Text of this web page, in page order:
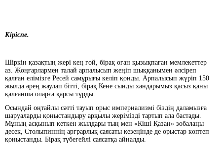
Кіріспе.
Шіркін қазақтың жері кең ғой, бірақ оған қызықпаған мемлекеттер
аз. Жоңғарлармен талай арпалысып жеңіп шыққанымен әлсіреп
қалған елімізге Ресей самұрығы келіп қонды. Арпалысып жүріп 150
жылда әрең жаулап бітті, бірақ Кене сынды хандарымыз қасыз қаны
қалғанша оларға қарсы тұрды.
Осындай оңтайлы сәтті тауып орыс империализмі біздің даламызға
шаруаларды қоныстандыру арқылы жерімізді тартып ала бастады.
Мұның асқынып кеткен жылдары тың мен «Кіші Қазан» зобалаңы
десек, Столыпиннің арграрлық саясаты кезеңінде де орыстар көптеп
қоныстанды. Бірақ түбегейлі саясатқа айналды.